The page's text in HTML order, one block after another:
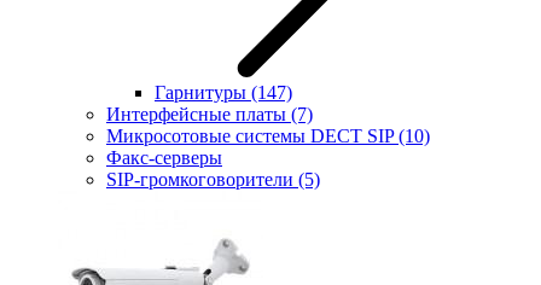
Гарнитуры (147)
Интерфейсные платы (7)
Микросотовые системы DECT SIP(10)
Факс-серверы
SIP-громкоговорители (5)